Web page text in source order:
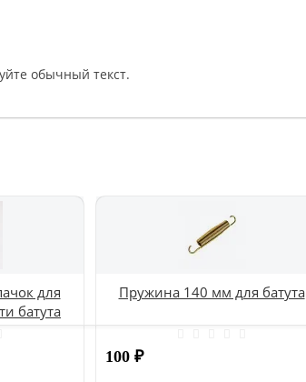
обычный текст.
для
батута
Пружина 140 мм для батута
100 ₽